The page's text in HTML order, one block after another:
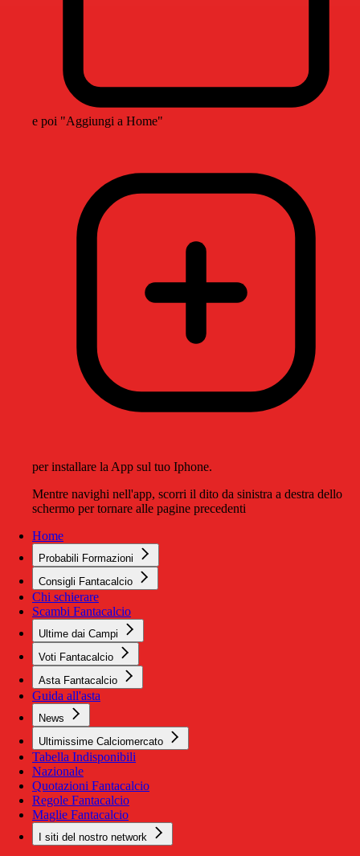
e poi "Aggiungi a Home"
per installare la App sul tuo Iphone.
Mentre navighi nell'app, scorri il dito da sinistra a destra dello
schermo per tornare alle pagine precedenti
Home
Probabili Formazioni
Consigli Fantacalcio
Chi schierare
Scambi Fantacalcio
Ultime dai Campi
Voti Fantacalcio
Asta Fantacalcio
Guida all'asta
News
Ultimissime Calciomercato
Tabella Indisponibili
Nazionale
Quotazioni Fantacalcio
Regole Fantacalcio
Maglie Fantacalcio
I siti del nostro network